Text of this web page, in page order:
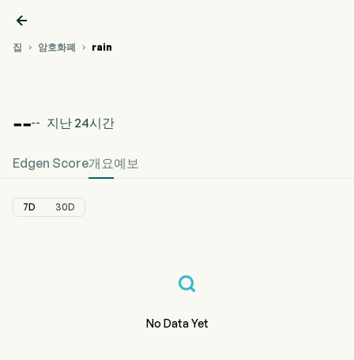

집  암호화폐  rain
---- 지난 24시간
Edgen Score개요예보
7D 30D
No Data Yet